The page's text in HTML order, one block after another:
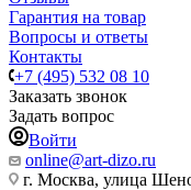
Гарантия на товар
Вопросы и ответы
Контакты
+7 (495) 532 08 10
Заказать звонок
Задать вопрос
Войти
online@art-dizo.ru
г. Москва, улица